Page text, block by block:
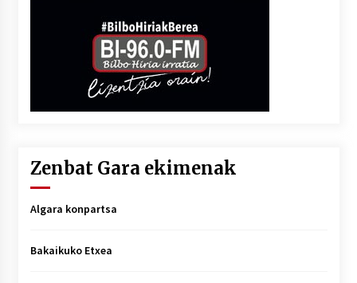
Zenbat Gara ekimenak
Algara konpartsa
Bakaikuko Etxea